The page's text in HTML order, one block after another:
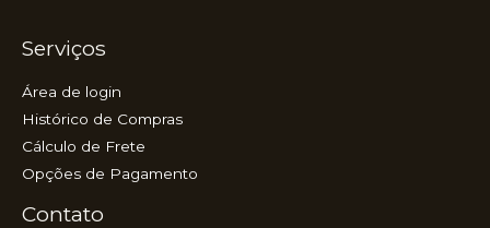
Serviços
Área de login
Histórico de Compras
Cálculo de Frete
Opções de Pagamento
Contato